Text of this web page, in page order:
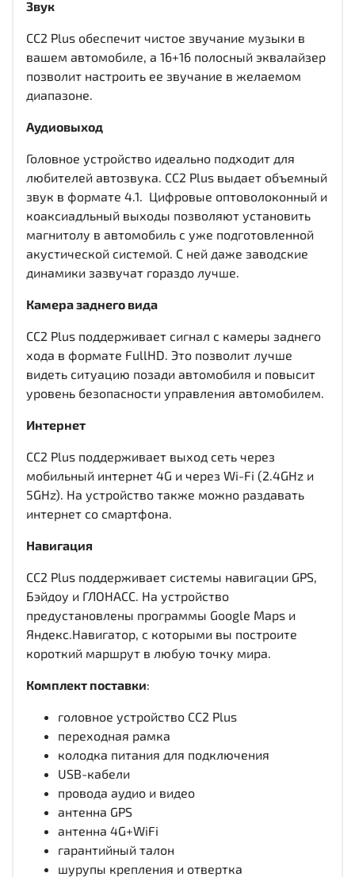
Звук
CC2 Plus обеспечит чистое звучание музыки в
вашем автомобиле, а 16+16 полосный эквалайзер
позволит настроить ее звучание в желаемом
диапазоне.
Аудиовыход
Головное устройство идеально подходит для
любителей автозвука. CC2 Plus выдает объемный
звук в формате 4.1. Цифровые оптоволоконный и
коаксиадльный выходы позволяют установить
магнитолу в автомобиль с уже подготовленной
акустической системой. С ней даже заводские
динамики зазвучат гораздо лучше.
Камера заднего вида
CC2 Plus поддерживает сигнал с камеры заднего
хода в формате FullHD. Это позволит лучше
видеть ситуацию позади автомобиля и повысит
уровень безопасности управления автомобилем.
Интернет
CC2 Plus поддерживает выход сеть через
мобильный интернет 4G и через Wi-Fi (2.4GHz и
5GHz). На устройство также можно раздавать
интернет со смартфона.
Навигация
CC2 Plus поддерживает системы навигации GPS,
Бэйдоу и ГЛОНАСС. На устройство
предустановлены программы Google Maps и
Яндекс.Навигатор, с которыми вы построите
короткий маршрут в любую точку мира.
Комплект поставки:
головное устройство CC2 Plus
переходная рамка
колодка питания для подключения
USB-кабели
провода аудио и видео
антенна GPS
антенна 4G+WiFi
гарантийный талон
шурупы крепления и отвертка